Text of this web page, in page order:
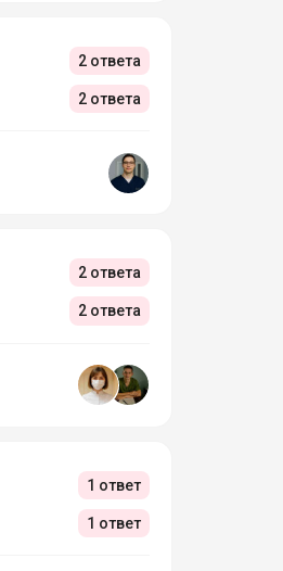
2 ответа
2 ответа
2 ответа
2 ответа
1 ответ
1 ответ